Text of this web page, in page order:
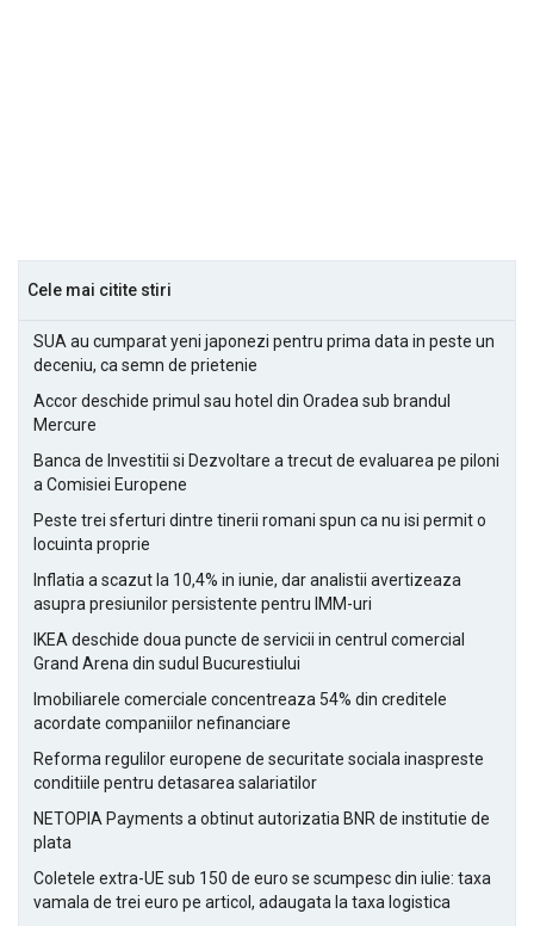
Cele mai citite stiri
SUA au cumparat yeni japonezi pentru prima data in peste un
deceniu, ca semn de prietenie
Accor deschide primul sau hotel din Oradea sub brandul
Mercure
Banca de Investitii si Dezvoltare a trecut de evaluarea pe piloni
a Comisiei Europene
Peste trei sferturi dintre tinerii romani spun ca nu isi permit o
locuinta proprie
Inflatia a scazut la 10,4% in iunie, dar analistii avertizeaza
asupra presiunilor persistente pentru IMM-uri
IKEA deschide doua puncte de servicii in centrul comercial
Grand Arena din sudul Bucurestiului
Imobiliarele comerciale concentreaza 54% din creditele
acordate companiilor nefinanciare
Reforma regulilor europene de securitate sociala inaspreste
conditiile pentru detasarea salariatilor
NETOPIA Payments a obtinut autorizatia BNR de institutie de
plata
Coletele extra-UE sub 150 de euro se scumpesc din iulie: taxa
vamala de trei euro pe articol, adaugata la taxa logistica